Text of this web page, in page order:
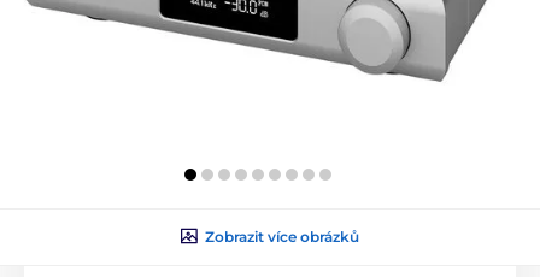
Zobrazit více obrázků